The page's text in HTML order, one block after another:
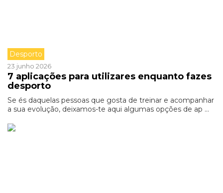
Desporto
23 junho 2026
7 aplicações para utilizares enquanto fazes
desporto
Se és daquelas pessoas que gosta de treinar e acompanhar
a sua evolução, deixamos-te aqui algumas opções de ap ...